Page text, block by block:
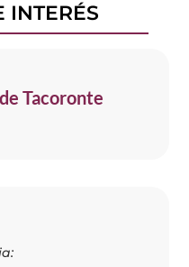
INTERÉS
Tacoronte